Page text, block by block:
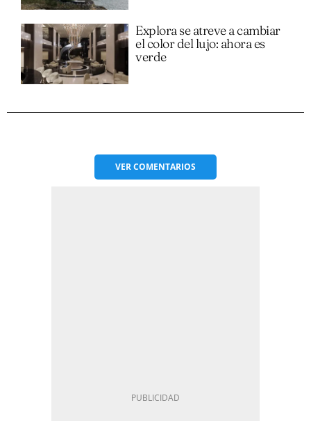
Explora se atreve a cambiar
el color del lujo: ahora es
verde
VERCOMENTARIOS